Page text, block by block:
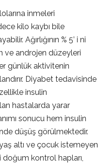
inmeleri
kilo kaybı bile
Ağırlığının % 5’ i ni
ve androjen düzeyleri
günlük aktivitenin
Diyabet tedavisinde
insulin
hastalarda yarar
sonucu hem insulin
düşüş görülmektedir.
altı ve çocuk istemeyen
kontrol hapları,